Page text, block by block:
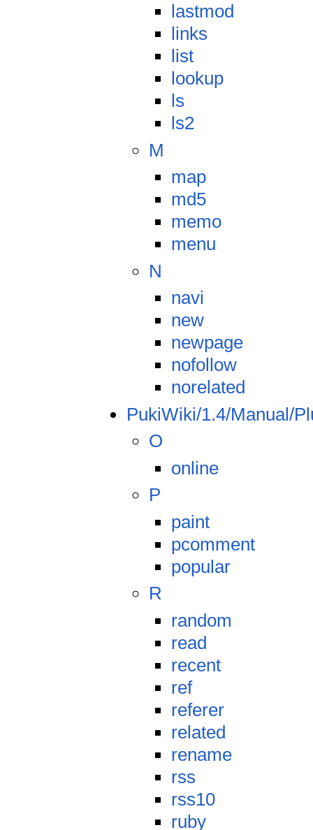
lastmod
links
list
lookup
ls
ls2
M
map
md5
memo
menu
N
navi
new
newpage
nofollow
norelated
PukiWiki/1.4/Manual/
O
online
P
paint
pcomment
popular
R
random
read
recent
ref
referer
related
rename
rss
rss10
ruby